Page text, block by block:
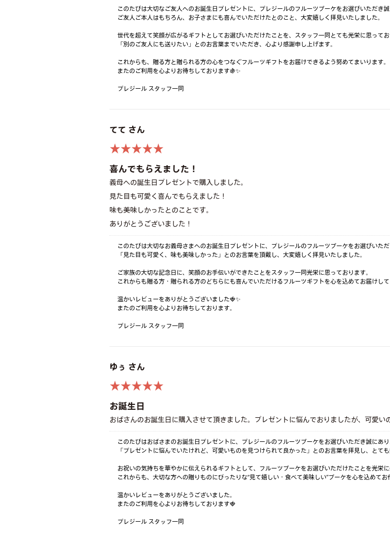
このたびは大切なご友人へのお誕生日プレゼントに、プレジールのフルーツブーケをお選びいただき誠
ご友人ご本人はもちろん、お子さまにも喜んでいただけたとのこと、大変嬉しく拝見いたしました。
世代を超えて笑顔が広がるギフトとしてお選びいただけたことを、スタッフ一同とても光栄に思ってお
「別のご友人にも送りたい」とのお言葉までいただき、心より感謝申し上げます。
これからも、贈る方と贈られる方の心をつなぐフルーツギフトをお届けできるよう努めてまいります。
またのご利用を心よりお待ちしております🍇✨
プレジール スタッフ一同
てて さん
★★★★★
喜んでもらえました！
義母への誕生日プレゼントで購入しました。
見た目も可愛く喜んでもらえました！
味も美味しかったとのことです。
ありがとうございました！
このたびは大切なお義母さまへのお誕生日プレゼントに、プレジールのフルーツブーケをお選びいただ
「見た目も可愛く、味も美味しかった」とのお言葉を頂戴し、大変嬉しく拝見いたしました。
ご家族の大切な記念日に、笑顔のお手伝いができたことをスタッフ一同光栄に思っております。
これからも贈る方・贈られる方のどちらにも喜んでいただけるフルーツギフトを心を込めてお届けして
温かいレビューをありがとうございました🍓✨
またのご利用を心よりお待ちしております。
プレジール スタッフ一同
ゆぅ さん
★★★★★
お誕生日
おばさんのお誕生日に購入させて頂きました。プレゼントに悩んでおりましたが、可愛い
このたびはおばさまのお誕生日プレゼントに、プレジールのフルーツブーケをお選びいただき誠にあり
「プレゼントに悩んでいたけれど、可愛いものを見つけられて良かった」とのお言葉を拝見し、とて
お祝いの気持ちを華やかに伝えられるギフトとして、フルーツブーケをお選びいただけたことを光栄
これからも、大切な方への贈りものにぴったりな“見て嬉しい・食べて美味しい”ブーケを心を込めてお
温かいレビューをありがとうございました。
またのご利用を心よりお待ちしております🍓
プレジール スタッフ一同